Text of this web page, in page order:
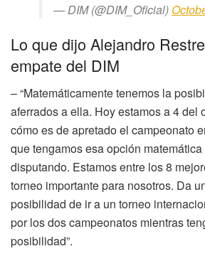
— DIM (@DIM_Oficial)
Lo que dijo Alejandro
empate del DIM
– “Matemáticamente tenemos la
aferrados a ella. Hoy estamos a 4 del
cómo es de apretado el campeonato
que tengamos esa opción
disputando. Estamos entre los 8
torneo importante para nosotros. Da
posibilidad de ir a un torneo
por los dos campeonatos mientras
posibilidad”.